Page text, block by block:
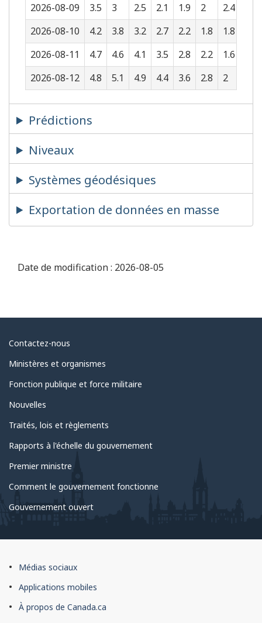
2026-08-09
3.5 3 2.5 2.1 1.9 2 2.4
2026-08-10
4.2 3.8 3.2 2.7 2.2 1.8 1.8
2026-08-11
4.7 4.6 4.1 3.5 2.8 2.2 1.6
2026-08-12
4.8 5.1 4.9 4.4 3.6 2.8 2
Prédictions
Niveaux
Systèmes géodésiques
Exportation de données en masse
Date de modification : 2026-08-05
Au
sujet
du
gouvernement
Contactez-nous
Ministères et organismes
Fonction publique et force militaire
Nouvelles
Traités, lois et règlements
Rapports à l'échelle du gouvernement
Premier ministre
Comment le gouvernement fonctionne
Gouvernement ouvert
À
propos
du
site
Médias sociaux
Applications mobiles
À propos de Canada.ca